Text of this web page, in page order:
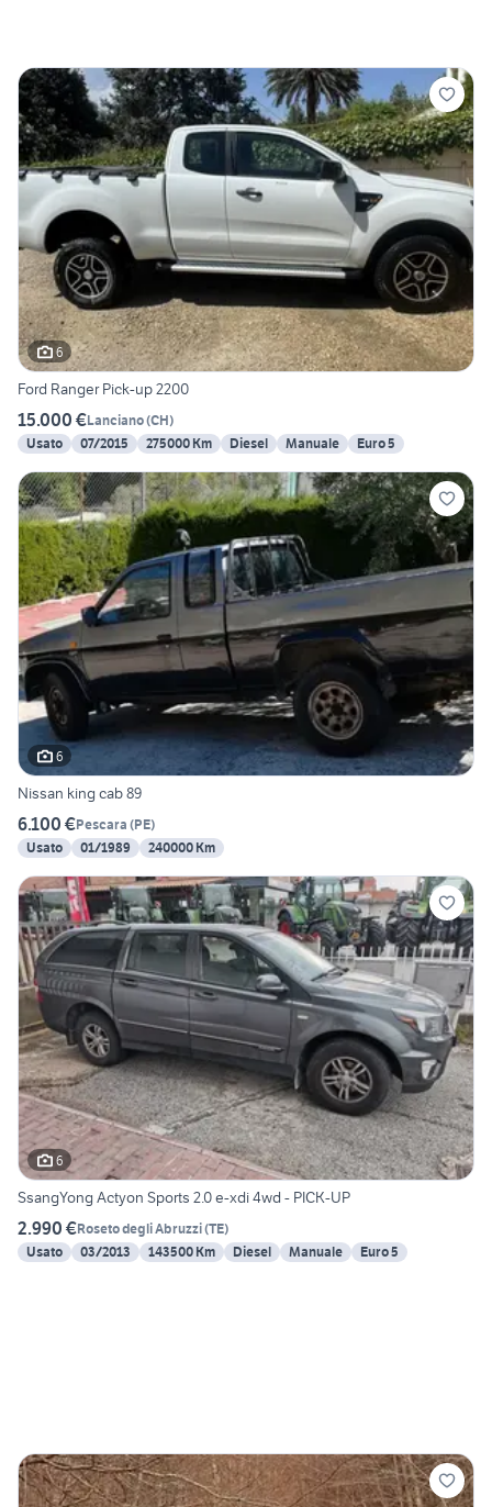
6
Ford Ranger Pick-up 2200
15.000 €Lanciano(CH)
Usato
07/2015 275000 Km Diesel Manuale Euro 5
6
Nissan king cab 89
6.100 €Pescara (PE)
Usato
01/1989 240000 Km
6
SsangYong Actyon Sports 2.0 e-xdi 4wd - PICK-UP
2.990 €Roseto degli Abruzzi(TE)
Usato
03/2013 143500 Km Diesel Manuale Euro 5